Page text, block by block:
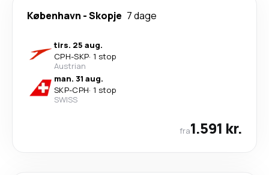
København -Skopje 7 dage
tirs. 25 aug.
CPH-SKP· 1 stop
Austrian
man. 31 aug.
SKP-CPH· 1 stop
SWISS
fra1.591 kr.